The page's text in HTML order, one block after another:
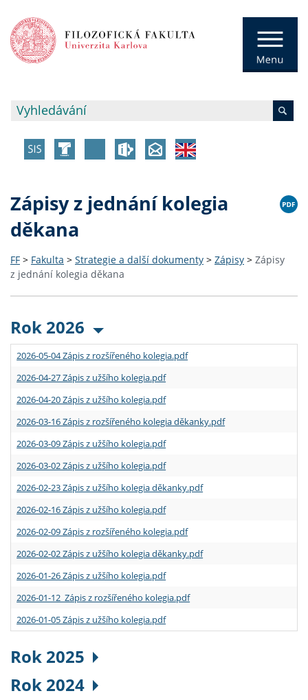
Zápisy z jednání kolegia
děkana
FF > Fakulta > Strategie a další dokumenty > Zápisy > Zápisy
z jednání kolegia děkana
Rok 2026
2026-05-04 Zápis z rozšířeného kolegia.pdf
2026-04-27 Zápis z užšího kolegia.pdf
2026-04-20 Zápis z užšího kolegia.pdf
2026-03-16 Zápis z rozšířeného kolegia děkanky.pdf
2026-03-09 Zápis z užšího kolegia.pdf
2026-03-02 Zápis z užšího kolegia.pdf
2026-02-23 Zápis z užšího kolegia děkanky.pdf
2026-02-16 Zápis z užšího kolegia.pdf
2026-02-09 Zápis z rozšířeného kolegia.pdf
2026-02-02 Zápis z užšího kolegia děkanky.pdf
2026-01-26 Zápis z užšího kolegia.pdf
2026-01-12 Zápis z rozšířeného kolegia.pdf
2026-01-05 Zápis z užšího kolegia.pdf
Rok 2025
Rok 2024